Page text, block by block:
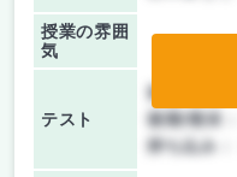
授業の雰囲
気
テスト
前期/中間：
後期/期末：
持ち込み：